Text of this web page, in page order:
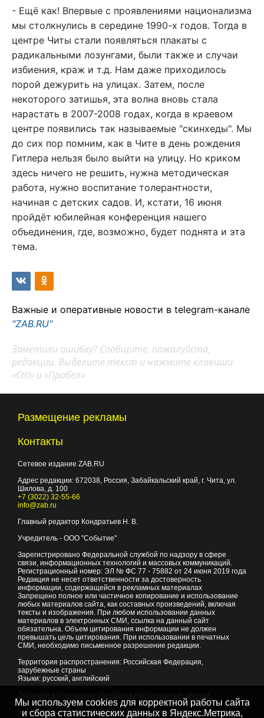
- Ещё как! Впервые с проявлениями национализма
мы столкнулись в середине 1990-х годов. Тогда в
центре Читы стали появляться плакаты с
радикальными лозунгами, были также и случаи
избиения, краж и т.д. Нам даже приходилось
порой дежурить на улицах. Затем, после
некоторого затишья, эта волна вновь стала
нарастать в 2007-2008 годах, когда в краевом
центре появились так называемые "скинхеды". Мы
до сих пор помним, как в Чите в день рождения
Гитлера нельзя было выйти на улицу. Но криком
здесь ничего не решить, нужна методическая
работа, нужно воспитание толерантности,
начиная с детских садов. И, кстати, 16 июня
пройдёт юбилейная конференция нашего
объединения, где, возможно, будет поднята и эта
тема.
Важные и оперативные новости в telegram-канале
"ZAB.RU"
Заметили ошибку? Сообщите, пожалуйста,
редакции. Выделите текст и нажмите клавиши
«Ctrl» и «Пробел»
Размещение рекламы
Контакты
Сетевое издание ZAB.RU
Адрес редакции: 672038, Россия, Забайкальский край, г. Чита, ул.
Шилова, д. 100
+7 (3022) 32-55-66
info@zab.ru
Главный редактор Кондратьев Н. В.
Учредитель - ООО "Событие"
Зарегистрировано Федеральной службой по надзору в сфере
связи, информационных технологий и массовых коммуникаций.
Регистрационный номер: ЭЛ № ФС 77 - 75882 от 24 июня 2019 года
Редакция не несет ответственности за достоверность
информации, содержащейся в рекламных материалах
Запрещено полное или частичное копирование и использование
любых материалов сайта, как составных произведений, включая
тексты и изображения. При любом использовании данных
материалов в электронных СМИ, ссылка на данный сайт
обязательна. Объем цитирования информации не должен
превышать цель цитирования. При использовании в печатных
СМИ, необходимо письменное разрешение редакции.
Территория распространения: Российская Федерация,
зарубежные страны
Языки: русский, английский
© 2007 - 2026Портал Читы и Забайкальского края
Мы используем cookies для корректной работы сайта
и сбора статистических данных в Яндекс.Метрика,